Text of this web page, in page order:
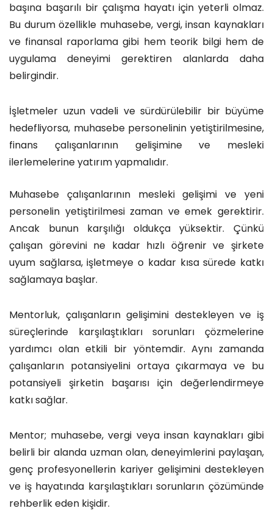
başına başarılı bir çalışma hayatı için yeterli olmaz.
Bu durum özellikle muhasebe, vergi, insan kaynakları
ve finansal raporlama gibi hem teorik bilgi hem de
uygulama deneyimi gerektiren alanlarda daha
belirgindir.
İşletmeler uzun vadeli ve sürdürülebilir bir büyüme
hedefliyorsa, muhasebe personelinin yetiştirilmesine,
finans çalışanlarının gelişimine ve mesleki
ilerlemelerine yatırım yapmalıdır.
Muhasebe çalışanlarının mesleki gelişimi ve yeni
personelin yetiştirilmesi zaman ve emek gerektirir.
Ancak bunun karşılığı oldukça yüksektir. Çünkü
çalışan görevini ne kadar hızlı öğrenir ve şirkete
uyum sağlarsa, işletmeye o kadar kısa sürede katkı
sağlamaya başlar.
Mentorluk, çalışanların gelişimini destekleyen ve iş
süreçlerinde karşılaştıkları sorunları çözmelerine
yardımcı olan etkili bir yöntemdir. Aynı zamanda
çalışanların potansiyelini ortaya çıkarmaya ve bu
potansiyeli şirketin başarısı için değerlendirmeye
katkı sağlar.
Mentor; muhasebe, vergi veya insan kaynakları gibi
belirli bir alanda uzman olan, deneyimlerini paylaşan,
genç profesyonellerin kariyer gelişimini destekleyen
ve iş hayatında karşılaştıkları sorunların çözümünde
rehberlik eden kişidir.